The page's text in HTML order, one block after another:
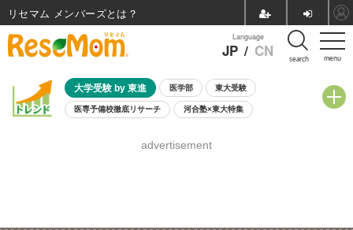
menu
Language
JP / CN search
大学受験 by 東進 医学部 東大受験
医専予備校徹底リサーチ 河合塾×東大特集
8月開催学校説明会・相談会
advertisement
リセマム メンバーズ